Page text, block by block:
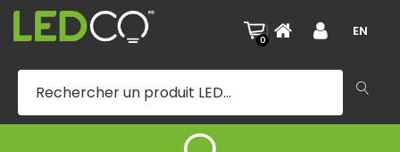
0
| EN